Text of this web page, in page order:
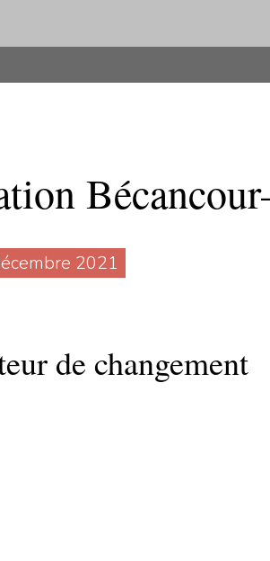
2021
de changement